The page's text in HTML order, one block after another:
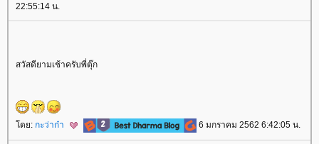
22:55:14 น.
สวัสดียามเช้าครับพี่ตุ๊ก
ดย: กะว่าก๋า 6 มกราคม 2562 6:42:05 น.